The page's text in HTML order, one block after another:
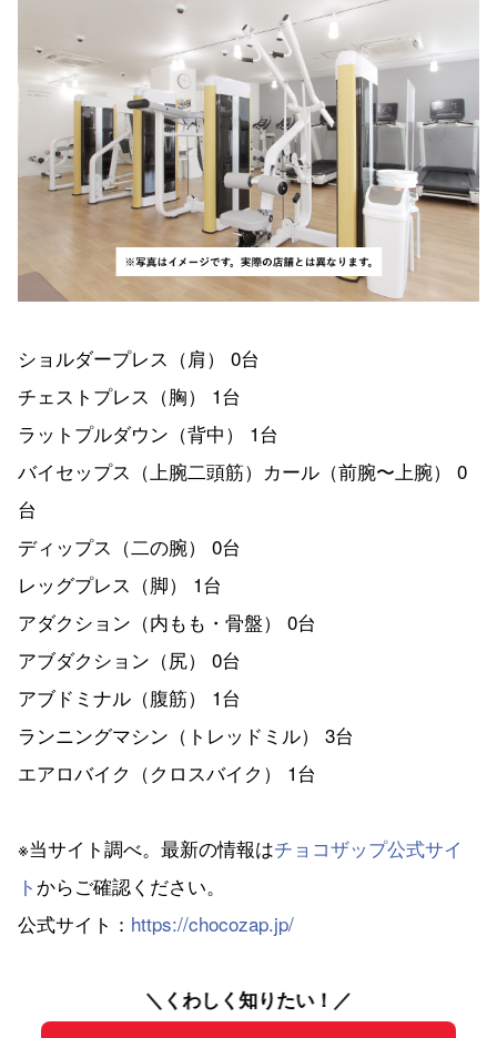
ショルダープレス（肩） 0台
チェストプレス（胸） 1台
ラットプルダウン（背中） 1台
バイセップス（上腕二頭筋）カール（前腕〜上腕） 0
台
ディップス（二の腕） 0台
レッグプレス（脚） 1台
アダクション（内もも・骨盤） 0台
アブダクション（尻） 0台
アブドミナル（腹筋） 1台
ランニングマシン（トレッドミル） 3台
エアロバイク（クロスバイク） 1台
※当サイト調べ。最新の情報はチョコザップ公式サイ
ト からご確認ください。
公式サイト： https://chocozap.jp/
＼くわしく知りたい！／